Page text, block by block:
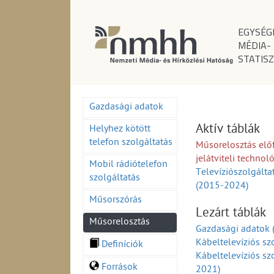
MÉDIA-
Gazdasági adatok
Helyhez kötött
telefon szolgáltatás
Mobil rádiótelefon
szolgáltatás
Műsorszórás
Műsorelosztás
Definíciók
Források
Aktív táblák
Műsorelosztás
jelátviteli
(2015-2024)
Lezárt táblák
Gazdasági
Kábeltelevíziós
Kábeltelevíziós
2021)